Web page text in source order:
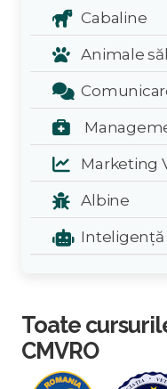
Cabaline
Animale
Marketing
Albine
Inteligență
Toate
CMVRO